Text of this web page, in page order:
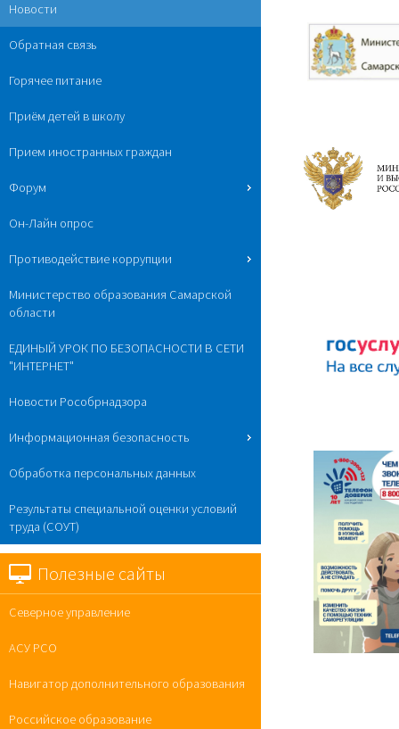
Новости
Обратная связь
Горячее питание
Приём детей в школу
Прием иностранных граждан
Форум
Он-Лайн опрос
Противодействие коррупции
Министерство образования Самарской
области
ЕДИНЫЙ УРОК ПО БЕЗОПАСНОСТИ В СЕТИ
"ИНТЕРНЕТ"
Новости Рособрнадзора
Информационная безопасность
Обработка персональных данных
Результаты специальной оценки условий
труда (СОУТ)
Полезные сайты
Северное управление
АСУ РСО
Навигатор дополнительного образования
Российское образование